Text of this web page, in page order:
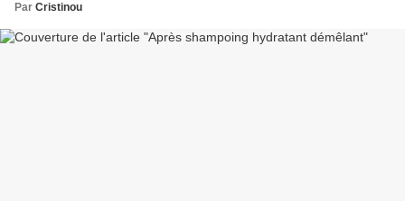
Par Cristinou